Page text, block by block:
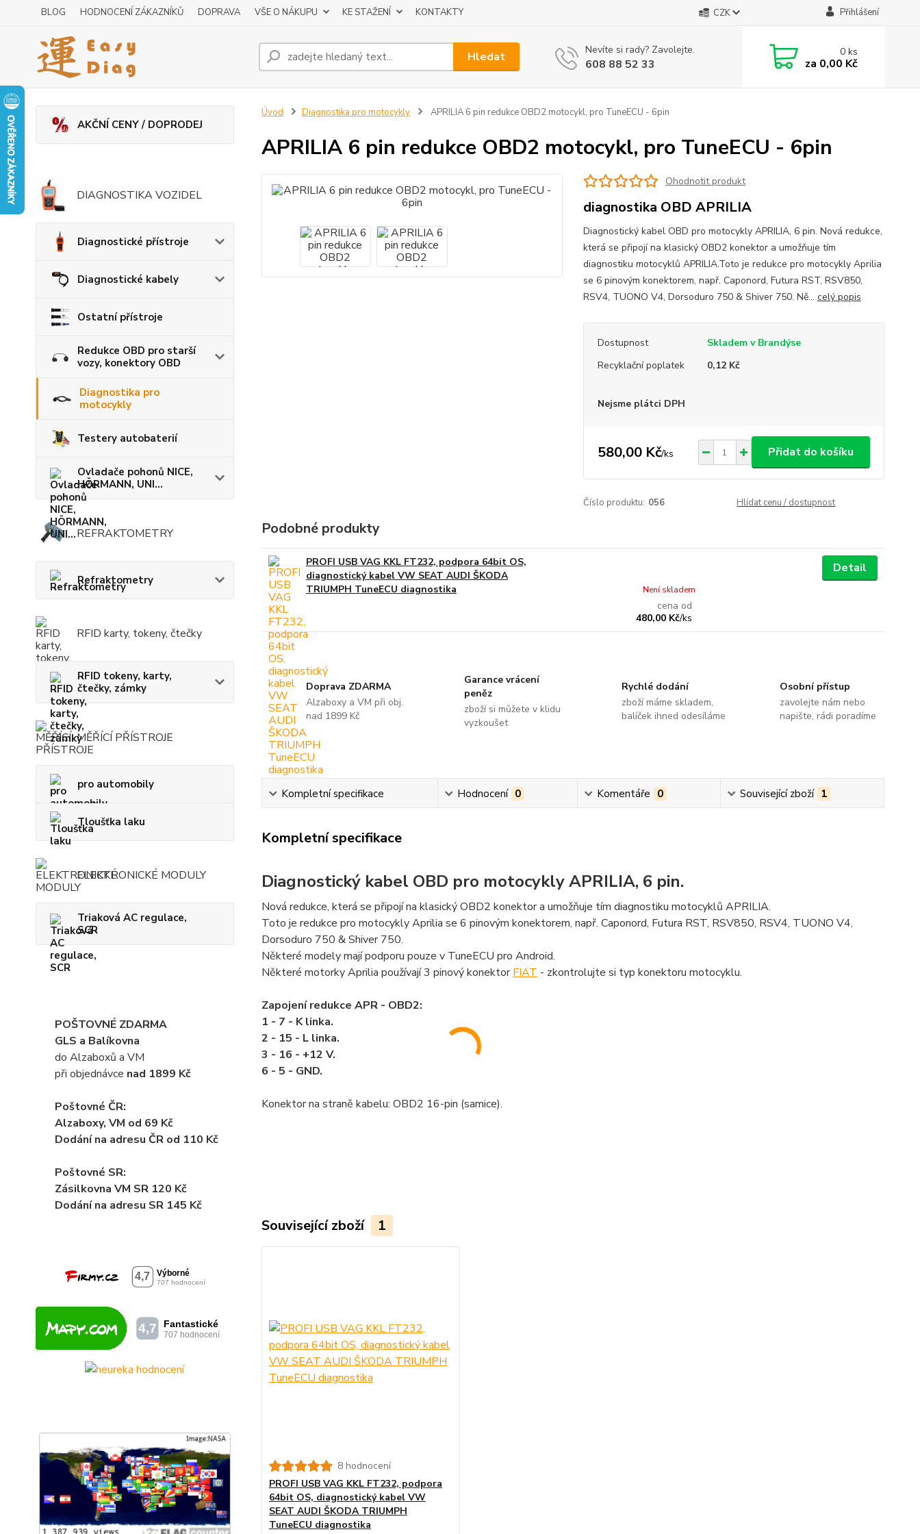
BLOG HODNOCENÍ ZÁKAZNÍKŮ DOPRAVA VŠE O NÁKUPU KE STAŽENÍ KONTAKTY CZK Přihlášení
Hledat Nevíte si rady? Zavolejte.
608 88 52 33
0ks
za 0,00 Kč
AKČNÍ CENY / DOPRODEJ
DIAGNOSTIKA VOZIDEL
Diagnostické přístroje
Diagnostické kabely
Ostatní přístroje
Redukce OBD pro starší
vozy, konektory OBD
Diagnostika pro
motocykly
Testery autobaterií
Ovladače pohonů NICE,
HÖRMANN, UNI...
REFRAKTOMETRY
Refraktometry
RFID karty, tokeny, čtečky
RFID tokeny, karty,
čtečky, zámky
MĚŘÍCÍ PŘÍSTROJE
pro automobily
Tloušťka laku
ELEKTRONICKÉ MODULY
Triaková AC regulace,
SCR
POŠTOVNÉ ZDARMA
GLS a Balíkovna
do Alzaboxů a VM
při objednávce nad 1899 Kč
Poštovné ČR:
Alzaboxy, VM od 69 Kč
Dodání na adresu ČR od 110 Kč
Poštovné SR:
Zásilkovna VM SR 120 Kč
Dodánína adresu SR 145 Kč
Úvod Diagnostika pro motocykly APRILIA 6 pin redukce OBD2 motocykl, pro TuneECU - 6pin
APRILIA 6 pin redukce OBD2 motocykl, pro TuneECU - 6pin
Ohodnotit produkt
diagnostika OBD APRILIA
Diagnostický kabel OBD pro motocykly APRILIA, 6 pin. Nová redukce,
která se připojí na klasický OBD2 konektor a umožňuje tím
diagnostiku motocyklů APRILIA.Toto je redukce pro motocykly Aprilia
se 6 pinovým konektorem, např. Caponord, Futura RST, RSV850,
RSV4, TUONO V4, Dorsoduro 750 & Shiver 750. Ně... celý popis
Dostupnost
Skladem v Brandýse
Recyklační poplatek
0,12 Kč
Nejsme plátci DPH
580,00 Kč/ks Přidat do košíku
Číslo produktu: 056 Hlídat cenu / dostupnost
Podobné produkty
PROFI USB VAG KKL FT232, podpora 64bit OS,
diagnostický kabel VW SEAT AUDI ŠKODA
TRIUMPH TuneECU diagnostika
cena od
480,00 Kč/ks
Není skladem
Detail
Doprava ZDARMA
Alzaboxy a VM při obj.
nad 1899 Kč
Garance vrácení
peněz
zboží si můžete v klidu
vyzkoušet
Rychlé dodání
zboží máme skladem,
balíček ihned odesíláme
Osobní přístup
zavolejte nám nebo
napište, rádi poradíme
Kompletní specifikace Hodnocení 0 Komentáře 0 Související zboží 1
Kompletní specifikace
Diagnostický kabel OBD pro motocykly APRILIA, 6 pin.
Nová redukce, která se připojí na klasický OBD2 konektor a umožňuje tím diagnostiku motocyklů APRILIA.
Toto je redukce pro motocykly Aprilia se 6 pinovým konektorem, např. Caponord, Futura RST, RSV850, RSV4, TUONO V4,
Dorsoduro 750 & Shiver 750.
Některé modely mají podporu pouze v TuneECU pro Android.
Některé motorky Aprilia používají 3 pinový konektorFIAT - zkontrolujte si typ konektoru motocyklu.
Zapojení redukce APR - OBD2:
1 - 7 - K linka.
2 - 15 - L linka.
3 - 16 - +12 V.
6 - 5 - GND.
Konektor na straně kabelu: OBD2 16-pin (samice).
Související zboží 1
8 hodnocení
PROFI USB VAG KKL FT232, podpora
64bit OS, diagnostický kabel VW
SEAT AUDI ŠKODA TRIUMPH
TuneECU diagnostika